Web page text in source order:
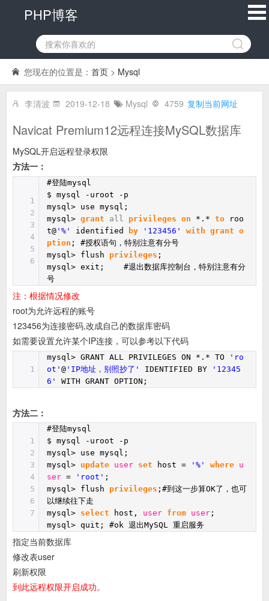
PHP博客
您现在的位置是： 首页 > Mysql
李清波 2019-12-18 Mysql 4759 复制当前网址
Navicat Premium12远程连接MySQL数据库
MySQL开启远程登录权限
方法一：
1
2
3
4
5
6
#登陆mysql
$ mysql -uroot -p
mysql> use mysql;
mysql> grant all privileges on *.* to
roo
t@ '%' identified by '123456' with grant o
ption ; #授权语句，特别注意有分号
mysql> flush privileges ;
mysql> exit; #退出数据库控制台，特别注意有分
号
注：根据情况修改
root为允许远程的账号
123456为连接密码,改成自己的数据库密码
如需要设置允许某个IP连接，可以参考以下代码
1
mysql> GRANT ALL PRIVILEGES ON *.* TO
'ro
ot' @ 'IP地址，别照抄了' IDENTIFIED BY
'12345
6'
WITH GRANT OPTION;
方法二：
1
2
3
4
5
6
7
#登陆mysql
$ mysql -uroot -p
mysql> use mysql;
mysql> update user set host = '%' where u
ser = 'root' ;
mysql> flush privileges ;#到这一步算OK了，也可
以继续往下走
mysql> select host, user from user ;
mysql> quit; #ok 退出MySQL 重启服务
指定当前数据库
修改表user
刷新权限
到此远程权限开启成功。